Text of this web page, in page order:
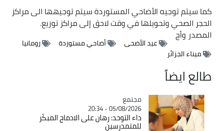
كما سيتم توجيه الأضاحي المستوردة سيتم توجيهها الى مراكز
الحجر الصحي وتحويلها في وقت لاحق إلى مراكز توزيع.
المصدروأج
عيد الأضحى أضاحي مستوردة
رومانيا
ميناء الجزائر
طالع ايضاً
Catégorie
مجتمع
05/08/2026 - 20:34
داء التوحد: رهان على الادماج المبكّر
للمتمدرسين